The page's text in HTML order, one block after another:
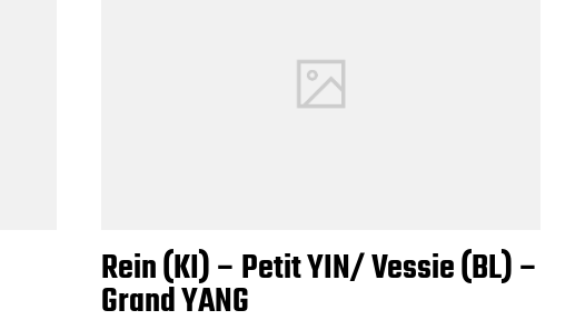
Rein (KI) – Petit YIN/ Vessie (BL) –
Grand YANG